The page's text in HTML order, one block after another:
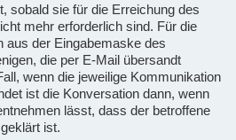
sobald sie für die Erreichung des
mehr erforderlich sind. Für die
aus der Eingabemaske des
die per E-Mail übersandt
wenn die jeweilige Kommunikation
ist die Konversation dann, wenn
lässt, dass der betroffene
ist.